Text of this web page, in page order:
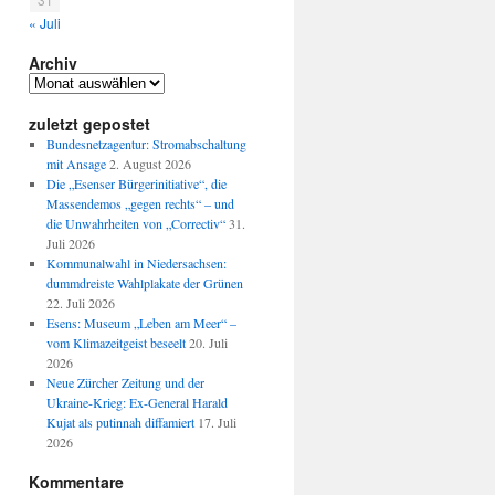
« Juli
Archiv
Archiv
zuletzt gepostet
Bundesnetzagentur: Stromabschaltung
mit Ansage 2. August 2026
Die „Esenser Bürgerinitiative“, die
Massendemos „gegen rechts“ – und
die Unwahrheiten von „Correctiv“ 31.
Juli 2026
Kommunalwahl in Niedersachsen:
dummdreiste Wahlplakate der Grünen
22. Juli 2026
Esens: Museum „Leben am Meer“ –
vom Klimazeitgeist beseelt 20. Juli
2026
Neue Zürcher Zeitung und der
Ukraine-Krieg: Ex-General Harald
Kujat als putinnah diffamiert 17. Juli
2026
Kommentare